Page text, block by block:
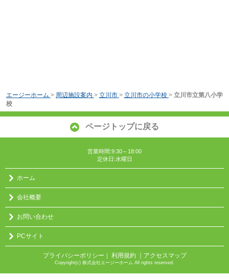
エージーホーム > 周辺施設案内 > 立川市 > 立川市の小学校 > 立川市立第八小学
校
ページトップに戻る
営業時間:9:30～18:00
定休日:水曜日
ホーム
会社概要
お問い合わせ
PCサイト
プライバシーポリシー ｜ 利用規約 ｜アクセスマップ
Copyright(c) 株式会社エージーホーム All rights reserved.